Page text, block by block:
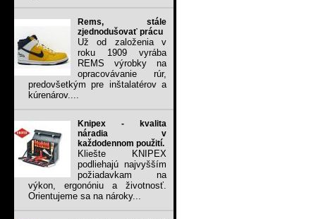
Rems, stále
zjednodušovať prácu
Už od založenia v
roku 1909 vyrába
REMS výrobky na
opracovávanie rúr,
predovšetkým pre inštalatérov a
kúrenárov....
Knipex - kvalita
náradia v
každodennom použití.
Kliešte KNIPEX
podliehajú najvyšším
požiadavkam na
výkon, ergonóniu a životnosť.
Orientujeme sa na nároky...